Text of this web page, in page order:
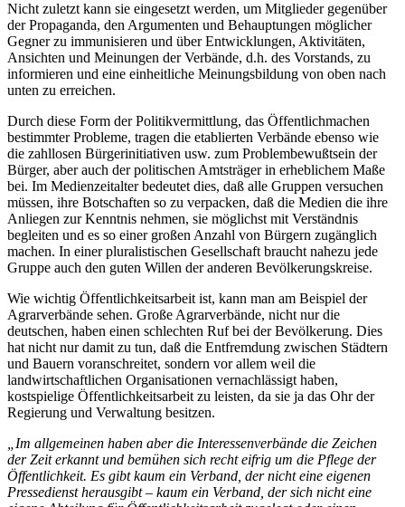
Nicht zuletzt kann sie eingesetzt werden, um Mitglieder gegenüber
der Propaganda, den Argumenten und Behauptungen möglicher
Gegner zu immunisieren und über Entwicklungen, Aktivitäten,
Ansichten und Meinungen der Verbände, d.h. des Vorstands, zu
informieren und eine einheitliche Meinungsbildung von oben nach
unten zu erreichen.
Durch diese Form der Politikvermittlung, das Öffentlichmachen
bestimmter Probleme, tragen die etablierten Verbände ebenso wie
die zahllosen Bürgerinitiativen usw. zum Problembewußtsein der
Bürger, aber auch der politischen Amtsträger in erheblichem Maße
bei. Im Medienzeitalter bedeutet dies, daß alle Gruppen versuchen
müssen, ihre Botschaften so zu verpacken, daß die Medien die ihre
Anliegen zur Kenntnis nehmen, sie möglichst mit Verständnis
begleiten und es so einer großen Anzahl von Bürgern zugänglich
machen. In einer pluralistischen Gesellschaft braucht nahezu jede
Gruppe auch den guten Willen der anderen Bevölkerungskreise.
Wie wichtig Öffentlichkeitsarbeit ist, kann man am Beispiel der
Agrarverbände sehen. Große Agrarverbände, nicht nur die
deutschen, haben einen schlechten Ruf bei der Bevölkerung. Dies
hat nicht nur damit zu tun, daß die Entfremdung zwischen Städtern
und Bauern voranschreitet, sondern vor allem weil die
landwirtschaftlichen Organisationen vernachlässigt haben,
kostspielige Öffentlichkeitsarbeit zu leisten, da sie ja das Ohr der
Regierung und Verwaltung besitzen.
„Im allgemeinen haben aber die Interessenverbände die Zeichen
der Zeit erkannt und bemühen sich recht eifrig um die Pflege der
Öffentlichkeit. Es gibt kaum ein Verband, der nicht eine eigenen
Pressedienst herausgibt – kaum ein Verband, der sich nicht eine